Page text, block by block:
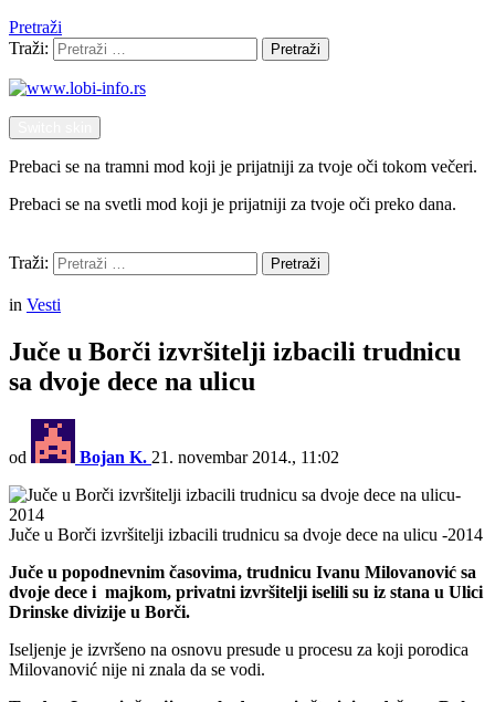
Pretraži
Traži:
Pretraži
Prebaci se na tramni mod koji je prijatniji za tvoje oči tokom večeri.
Prebaci se na svetli mod koji je prijatniji za tvoje oči preko dana.
Traži:
Pretraži
in Vesti
Juče u Borči izvršitelji izbacili trudnicu
sa dvoje dece na ulicu
od Bojan K. 21. novembar 2014., 11:02
Juče u Borči izvršitelji izbacili trudnicu sa dvoje dece na ulicu -2014
Juče u popodnevnim časovima, trudnicu Ivanu Milovanović sa
dvoje dece i majkom, privatni izvršitelji iselili su iz stana u Ulici
Drinske divizije u Borči.
Iseljenje je izvršeno na osnovu presude u procesu za koji porodica
Milovanović nije ni znala da se vodi.